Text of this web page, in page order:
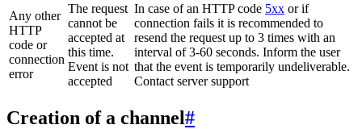
Any other
HTTP
code or
connection
error
The request
cannot be
accepted at
this time.
Event is not
accepted
In case of an HTTP code 5xx or if
connection fails it is recommended to
resend the request up to 3 times with an
interval of 3-60 seconds. Inform the user
that the event is temporarily undeliverable.
Contact server support
Creation of a channel#